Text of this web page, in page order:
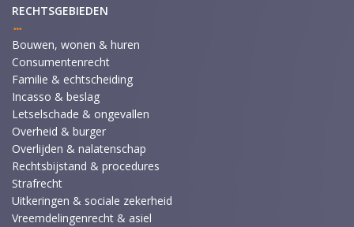
RECHTSGEBIEDEN
Bouwen, wonen & huren
Consumentenrecht
Familie & echtscheiding
Incasso & beslag
Letselschade & ongevallen
Overheid & burger
Overlijden & nalatenschap
Rechtsbijstand & procedures
Strafrecht
Uitkeringen & sociale zekerheid
Vreemdelingenrecht & asiel